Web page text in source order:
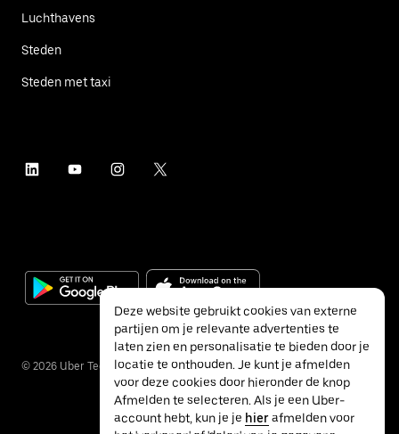
Luchthavens
Steden
Steden met taxi
© 2026 Uber Technologies Inc.
Deze website gebruikt cookies van externe
partijen om je relevante advertenties te
laten zien en personalisatie te bieden door je
locatie te onthouden. Je kunt je afmelden
voor deze cookies door hieronder de knop
Afmelden te selecteren. Als je een Uber-
account hebt, kun je je hierafmelden voor